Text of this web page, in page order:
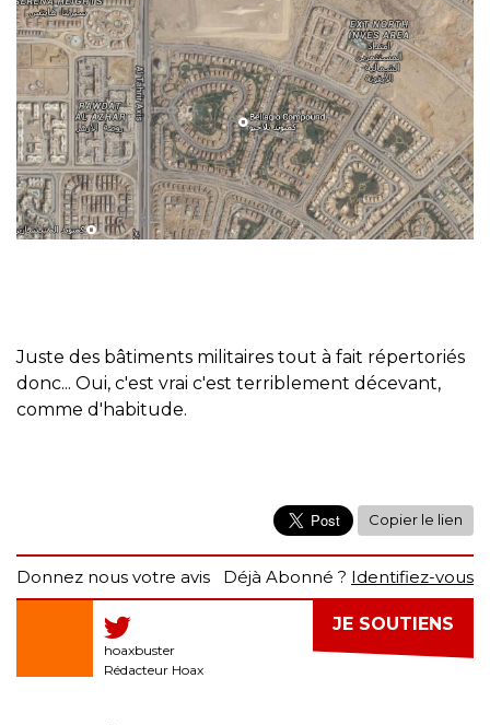
Juste des bâtiments militaires tout à fait répertoriés
donc... Oui, c'est vrai c'est terriblement décevant,
comme d'habitude.
Copier le lien
Donnez nous votre avis Déjà Abonné ? Identifiez-vous
JE SOUTIENS
hoaxbuster
Rédacteur Hoax